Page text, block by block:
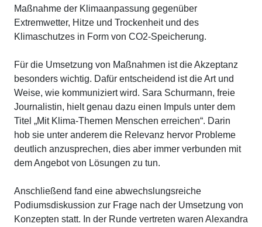
Maßnahme der Klimaanpassung gegenüber
Extremwetter, Hitze und Trockenheit und des
Klimaschutzes in Form von CO2-Speicherung.
Für die Umsetzung von Maßnahmen ist die Akzeptanz
besonders wichtig. Dafür entscheidend ist die Art und
Weise, wie kommuniziert wird. Sara Schurmann, freie
Journalistin, hielt genau dazu einen Impuls unter dem
Titel „Mit Klima-Themen Menschen erreichen“. Darin
hob sie unter anderem die Relevanz hervor Probleme
deutlich anzusprechen, dies aber immer verbunden mit
dem Angebot von Lösungen zu tun.
Anschließend fand eine abwechslungsreiche
Podiumsdiskussion zur Frage nach der Umsetzung von
Konzepten statt. In der Runde vertreten waren Alexandra